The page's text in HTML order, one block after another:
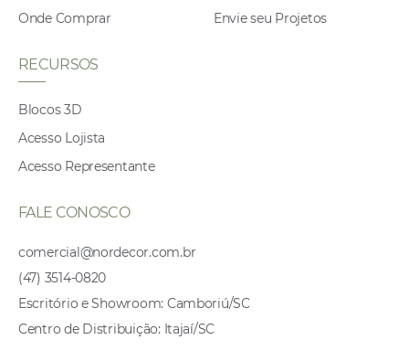
Onde Comprar
Envie seu Projetos
RECURSOS
Blocos 3D
Acesso Lojista
Acesso Representante
FALE CONOSCO
comercial@nordecor.com.br
(47) 3514-0820
Escritório e Showroom: Camboriú/SC
Centro de Distribuição: Itajaí/SC